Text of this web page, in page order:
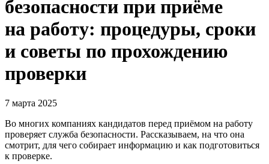
безопасности при приёме
на работу: процедуры, сроки
и советы по прохождению
проверки
7 марта 2025
Во многих компаниях кандидатов перед приёмом на работу
проверяет служба безопасности. Рассказываем, на что она
смотрит, для чего собирает информацию и как подготовиться
к проверке.